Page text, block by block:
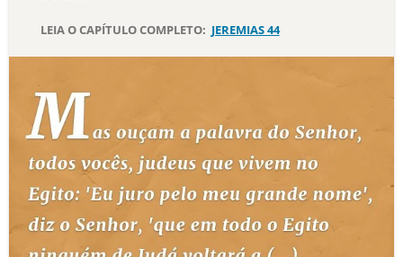
ESBOÇOS DE PREGAÇÃO
TEMAS
PERGUNTE À BÍBLIA IA
TERMO BÍBLICO JOGOS
LEIA O CAPÍTULO COMPLETO: JEREMIAS 44